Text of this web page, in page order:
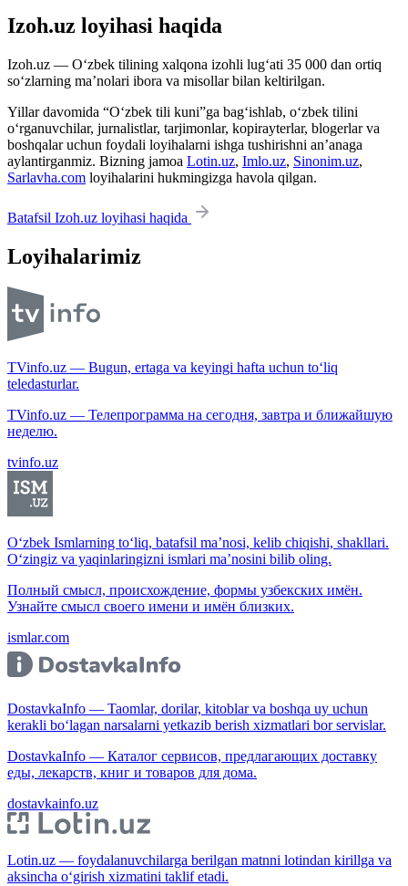
Izoh.uz loyihasi haqida
Izoh.uz — O‘zbek tilining xalqona izohli lug‘ati 35 000 dan ortiq
so‘zlarning ma’nolari ibora va misollar bilan keltirilgan.
Yillar davomida “O‘zbek tili kuni”ga bag‘ishlab, o‘zbek tilini
o‘rganuvchilar, jurnalistlar, tarjimonlar, kopirayterlar, blogerlar va
boshqalar uchun foydali loyihalarni ishga tushirishni an’anaga
aylantirganmiz. Bizning jamoa Lotin.uz, Imlo.uz, Sinonim.uz,
Sarlavha.com loyihalarini hukmingizga havola qilgan.
Batafsil Izoh.uz loyihasi haqida
Loyihalarimiz
TVinfo.uz — Bugun, ertaga va keyingi hafta uchun to‘liq
teledasturlar.
TVinfo.uz — Телепрограмма на сегодня, завтра и ближайшую
неделю.
tvinfo.uz
O‘zbek Ismlarning to‘liq, batafsil ma’nosi, kelib chiqishi, shakllari.
O‘zingiz va yaqinlaringizni ismlari ma’nosini bilib oling.
Полный смысл, происхождение, формы узбекских имён.
Узнайте смысл своего имени и имён близких.
ismlar.com
DostavkaInfo — Taomlar, dorilar, kitoblar va boshqa uy uchun
kerakli bo‘lagan narsalarni yetkazib berish xizmatlari bor servislar.
DostavkaInfo — Каталог сервисов, предлагающих доставку
еды, лекарств, книг и товаров для дома.
dostavkainfo.uz
Lotin.uz — foydalanuvchilarga berilgan matnni lotindan kirillga va
aksincha o‘girish xizmatini taklif etadi.